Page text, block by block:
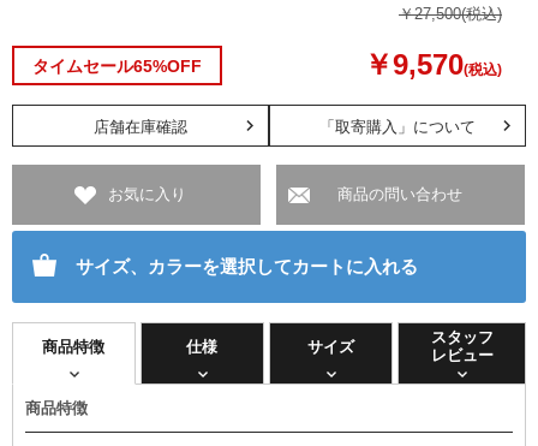
￥27,500(税込)
タイムセール65%OFF ￥9,570(税込)
「取寄購入」について
店舗在庫確認
お気に入り 商品の問い合わせ
サイズ、カラーを選択してカートに入れる
商品特徴 仕様 サイズ
スタッフ
レビュー
商品特徴